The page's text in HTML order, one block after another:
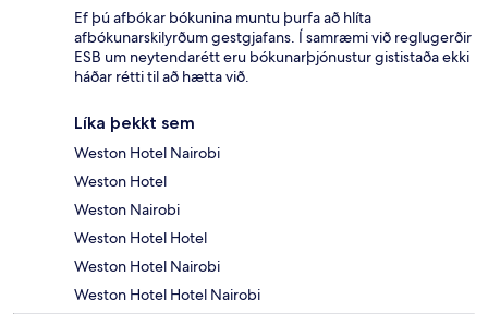
Ef þú afbókar bókunina muntu þurfa að hlíta
afbókunarskilyrðum gestgjafans. Í samræmi við reglugerðir
ESB um neytendarétt eru bókunarþjónustur gististaða ekki
háðar rétti til að hætta við.
Líka þekkt sem
Weston Hotel Nairobi
Weston Hotel
Weston Nairobi
Weston Hotel Hotel
Weston Hotel Nairobi
Weston Hotel Hotel Nairobi